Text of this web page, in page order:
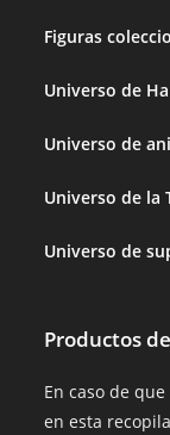
Figuras
Universo de
Universo de
Universo de la
Universo de
Productos
En caso de
en esta